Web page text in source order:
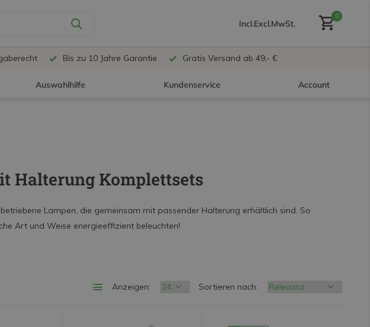
Incl.Excl.MwSt.
0
Bis zu 10 Jahre Garantie Gratis Versand ab 49,- €
Auswahlhilfe Kundenservice Account
Halterung Komplettsets
Lampen, die gemeinsam mit passender Halterung erhältlich sind. So
Art und Weise energieeffizient beleuchten!
Anzeigen: Sortieren nach: